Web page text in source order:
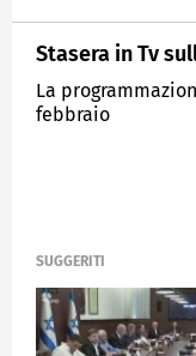
Stasera in Tv
La
febbraio
SUGGERITI